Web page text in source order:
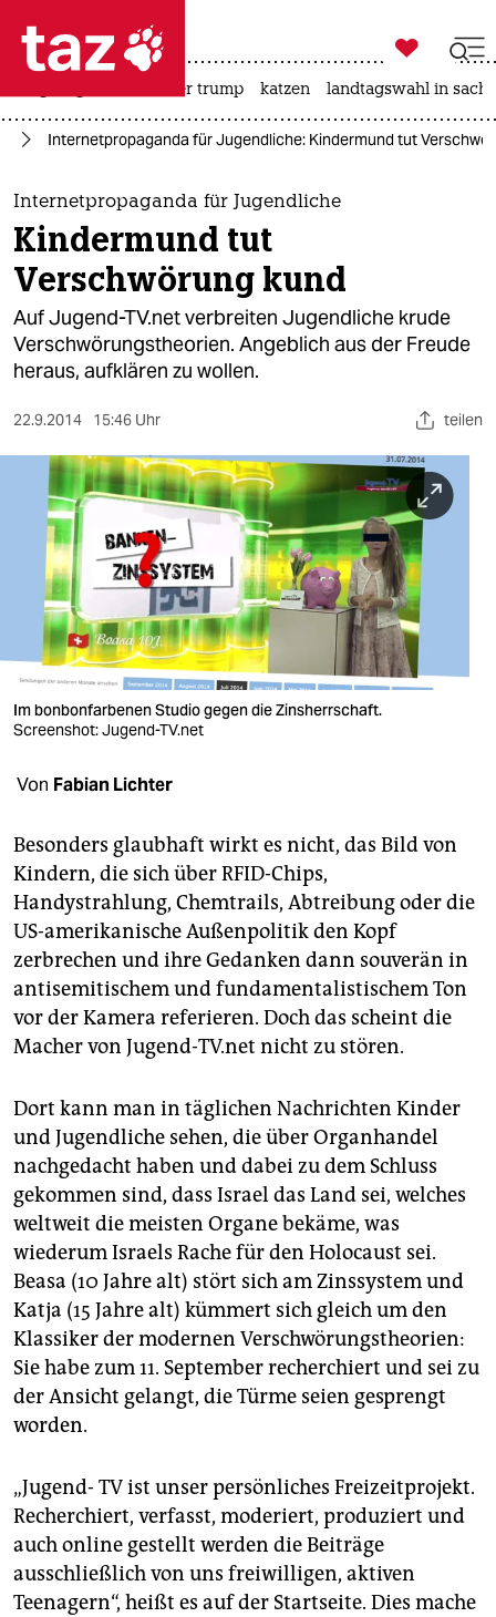
 taz zahl ich
taz zahl ich
themen
politik
öko
gesellschaft
sport
berlin
nord
wahrheit
verlag
veranstaltungen
shop
unterstützen
abo
genossenschaft
epaper login

taz zahl ich
usa unter trump katzen landtagswahl in
Internetpropaganda für Jugendliche: Kindermund tut
Internetpropaganda für Jugendliche
Kindermund tut
Verschwörung kund
Auf Jugend-TV.net verbreiten Jugendliche krude
Verschwörungstheorien. Angeblich aus der Freude
heraus, aufklären zu wollen.
22.9.2014 15:46 Uhr teilen
Im bonbonfarbenen Studio gegen die Zinsherrschaft.
Screenshot: Jugend-TV.net
Von Fabian Lichter
Besonders glaubhaft wirkt es nicht, das Bild von
Kindern, die sich über RFID-Chips,
Handystrahlung, Chemtrails, Abtreibung oder die
US-amerikanische Außenpolitik den Kopf
zerbrechen und ihre Gedanken dann souverän in
antisemitischem und fundamentalistischem Ton
vor der Kamera referieren. Doch das scheint die
Macher von Jugend-TV.net nicht zu stören.
Dort kann man in täglichen Nachrichten Kinder
und Jugendliche sehen, die über Organhandel
nachgedacht haben und dabei zu dem Schluss
gekommen sind, dass Israel das Land sei, welches
weltweit die meisten Organe bekäme, was
wiederum Israels Rache für den Holocaust sei.
Beasa (10 Jahre alt) stört sich am Zinssystem und
Katja (15 Jahre alt) kümmert sich gleich um den
Klassiker der modernen Verschwörungstheorien:
Sie habe zum 11. September recherchiert und sei zu
der Ansicht gelangt, die Türme seien gesprengt
worden.
„Jugend- TV ist unser persönliches Freizeitprojekt.
Recherchiert, verfasst, moderiert, produziert und
auch online gestellt werden die Beiträge
ausschließlich von uns freiwilligen, aktiven
Teenagern“, heißt es auf der Startseite. Dies mache